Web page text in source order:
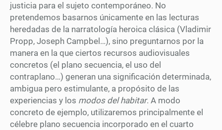
justicia para el sujeto contemporáneo. No
pretendemos basarnos únicamente en las lecturas
heredadas de la narratología heroica clásica (Vladimir
Propp, Joseph Campbel…), sino preguntarnos por la
manera en la que ciertos recursos audiovisuales
concretos (el plano secuencia, el uso del
contraplano…) generan una significación determinada,
ambigua pero estimulante, a propósito de las
experiencias y los modos del habitar. A modo
concreto de ejemplo, utilizaremos principalmente el
célebre plano secuencia incorporado en el cuarto